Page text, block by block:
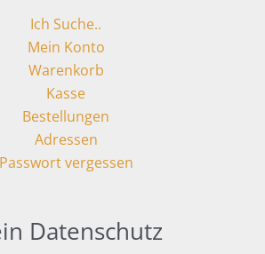
Ich Suche..
Mein Konto
Warenkorb
Kasse
Bestellungen
Adressen
Passwort vergessen
Datenschutz